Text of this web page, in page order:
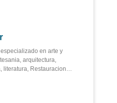
en arte y
arquitectura,
literatura, Restauracion…